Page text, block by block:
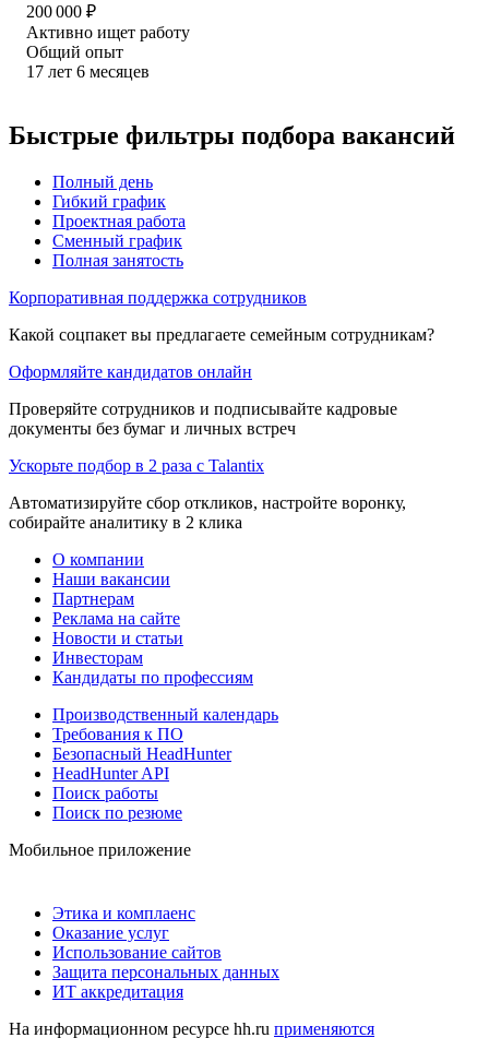
200 000 ₽
Активно ищет работу
Общий опыт
17 лет 6 месяцев
Быстрые фильтры подбора вакансий
Полный день
Гибкий график
Проектная работа
Сменный график
Полная занятость
Корпоративная поддержка сотрудников
Какой соцпакет вы предлагаете семейным сотрудникам?
Оформляйте кандидатов онлайн
Проверяйте сотрудников и подписывайте кадровые
документы без бумаг и личных встреч
Ускорьте подбор в 2 раза с Talantix
Автоматизируйте сбор откликов, настройте воронку,
собирайте аналитику в 2 клика
О компании
Наши вакансии
Партнерам
Реклама на сайте
Новости и статьи
Инвесторам
Кандидаты по профессиям
Производственный календарь
Требования к ПО
Безопасный HeadHunter
HeadHunter API
Поиск работы
Поиск по резюме
Мобильное приложение
Этика и комплаенс
Оказание услуг
Использование сайтов
Защита персональных данных
ИТ аккредитация
На информационном ресурсе hh.ru применяются